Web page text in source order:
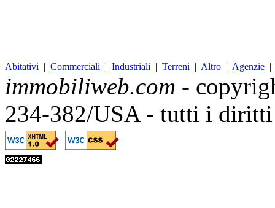
Abitativi | Commerciali | Industriali | Terreni | Altro | Agenzie
immobiliweb.com -
234-382/USA - tutti i